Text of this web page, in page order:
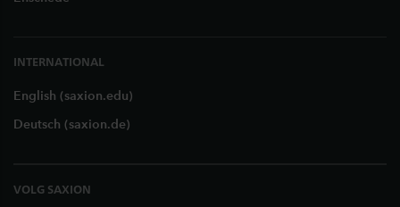
INTERNATIONAL
English (saxion.edu)
Deutsch (saxion.de)
VOLG SAXION